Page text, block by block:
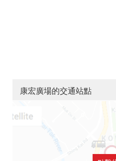
康宏廣場的交通站點